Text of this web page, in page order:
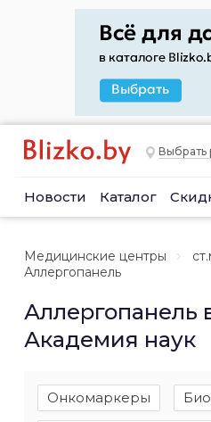
Выбрать
Новости Каталог
Медицинские центры
Аллергопанель
Аллергопанель
Академия наук
Онкомаркеры